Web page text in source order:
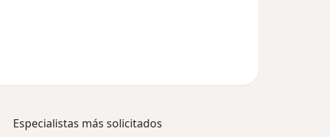
Especialistas más solicitados